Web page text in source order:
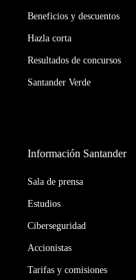
Beneficios y descuentos
Hazla corta
Resultados de concursos
Santander Verde
Información Santander
Sala de prensa
Estudios
Ciberseguridad
Accionistas
Tarifas y comisiones